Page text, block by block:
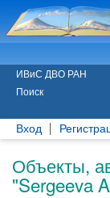
ИВиС ДВО РАН
Поиск
Вход
Объекты,
"Sergeeva